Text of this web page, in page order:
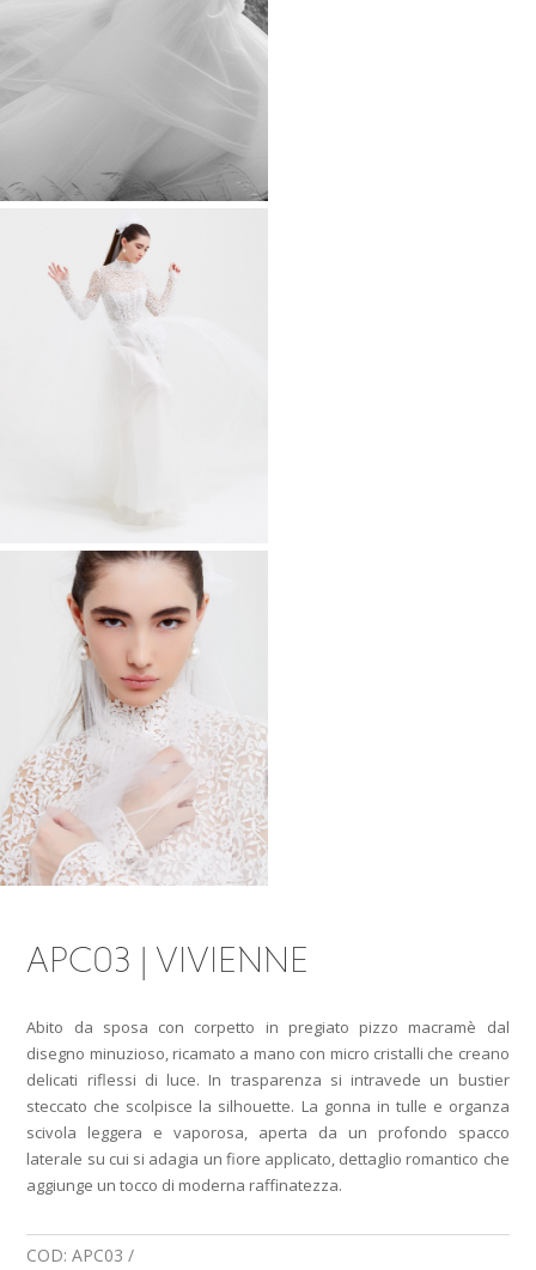
APC03 | VIVIENNE
Abito da sposa con corpetto in pregiato pizzo macramè dal
disegno minuzioso, ricamato a mano con micro cristalli che creano
delicati riflessi di luce. In trasparenza si intravede un bustier
steccato che scolpisce la silhouette. La gonna in tulle e organza
scivola leggera e vaporosa, aperta da un profondo spacco
laterale su cui si adagia un fiore applicato, dettaglio romantico che
aggiunge un tocco di moderna raffinatezza.
COD:APC03